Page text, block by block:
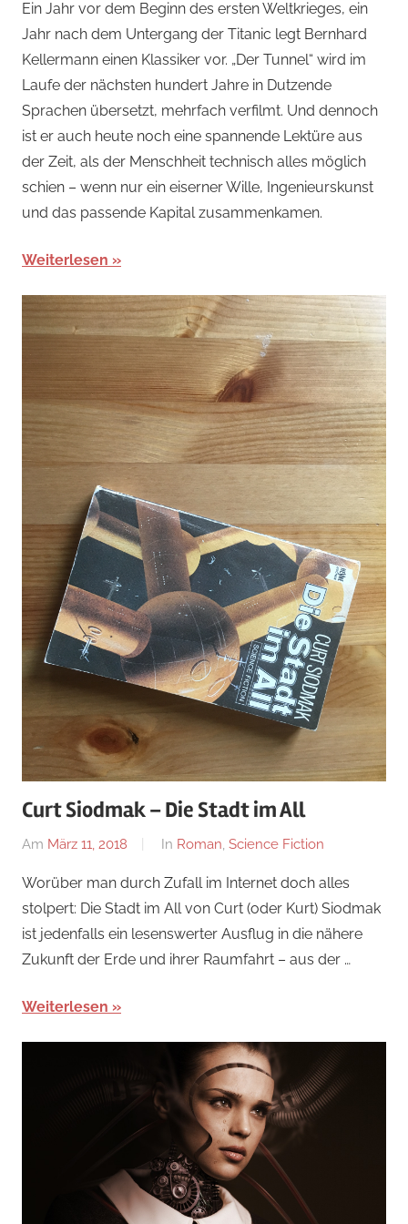
Ein Jahr vor dem Beginn des ersten Weltkrieges, ein
Jahr nach dem Untergang der Titanic legt Bernhard
Kellermann einen Klassiker vor. „Der Tunnel“ wird im
Laufe der nächsten hundert Jahre in Dutzende
Sprachen übersetzt, mehrfach verfilmt. Und dennoch
ist er auch heute noch eine spannende Lektüre aus
der Zeit, als der Menschheit technisch alles möglich
schien – wenn nur ein eiserner Wille, Ingenieurskunst
und das passende Kapital zusammenkamen.
Weiterlesen
Curt Siodmak – Die Stadt im All
Am März 11, 2018
Von
In Roman, Science Fiction
Worüber man durch Zufall im Internet doch alles
stolpert: Die Stadt im All von Curt (oder Kurt) Siodmak
ist jedenfalls ein lesenswerter Ausflug in die nähere
Zukunft der Erde und ihrer Raumfahrt – aus der …
Weiterlesen